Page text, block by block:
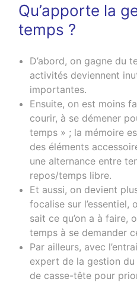
Qu’apporte la
temps ?
D’abord, on gagne du
activités deviennent
importantes.
Ensuite, on est moins
courir, à se démener
temps » ; la mémoire
des éléments
une alternance entre
repos/temps libre.
Et aussi, on devient
focalise sur l’essentiel,
sait ce qu’on a à faire,
temps à se demander
Par ailleurs, avec
expert de la gestion
de casse-tête pour